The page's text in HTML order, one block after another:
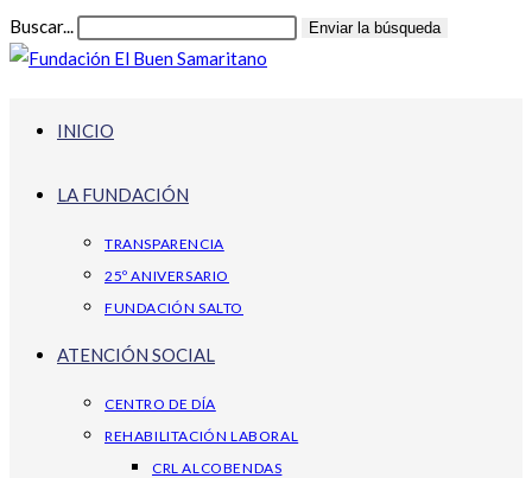
Buscar... Enviar la búsqueda
INICIO
LA FUNDACIÓN
TRANSPARENCIA
25º ANIVERSARIO
FUNDACIÓN SALTO
ATENCIÓN SOCIAL
CENTRO DE DÍA
REHABILITACIÓN LABORAL
CRL ALCOBENDAS